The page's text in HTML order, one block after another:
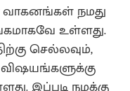
நமது
உள்ளது.
செல்லவும்,